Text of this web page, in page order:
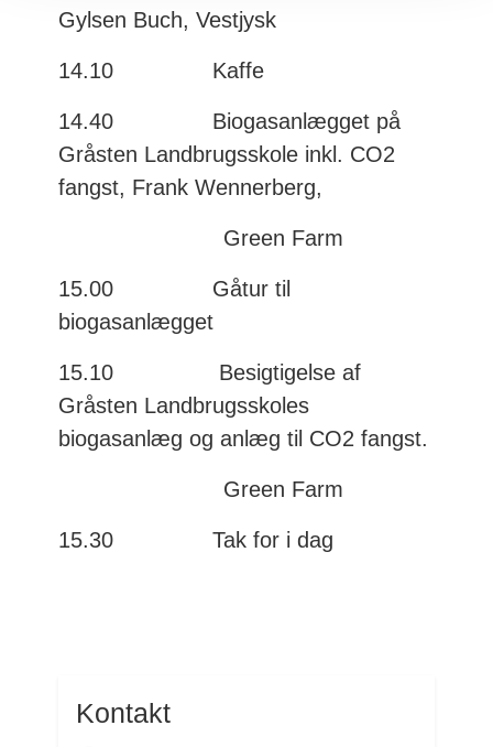
Gylsen Buch, Vestjysk
14.10 Kaffe
14.40 Biogasanlægget på
Gråsten Landbrugsskole inkl. CO2
fangst, Frank Wennerberg,
Green Farm
15.00 Gåtur til
biogasanlægget
15.10 Besigtigelse af
Gråsten Landbrugsskoles
biogasanlæg og anlæg til CO2 fangst.
Green Farm
15.30 Tak for i dag
Kontakt